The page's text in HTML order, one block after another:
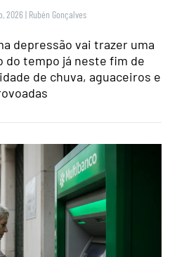
2026 | Rubén Gonçalves
depressão vai trazer uma
do tempo já neste fim de
de chuva, aguaceiros e